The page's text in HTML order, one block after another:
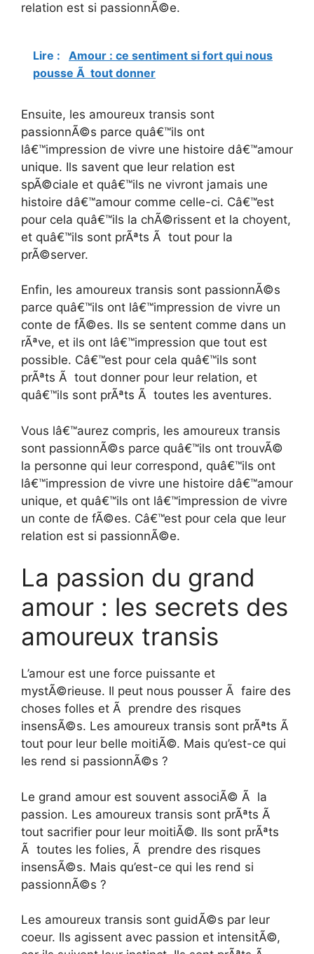
relation est si passionnÃ©e.
Lire :
Amour : ce sentiment si fort qui nous
pousse Ã tout donner
Ensuite, les amoureux transis sont
passionnÃ©s parce quâ€™ils ont
lâ€™impression de vivre une histoire dâ€™amour
unique. Ils savent que leur relation est
spÃ©ciale et quâ€™ils ne vivront jamais une
histoire dâ€™amour comme celle-ci. Câ€™est
pour cela quâ€™ils la chÃ©rissent et la choyent,
et quâ€™ils sont prÃªts Ã tout pour la
prÃ©server.
Enfin, les amoureux transis sont passionnÃ©s
parce quâ€™ils ont lâ€™impression de vivre un
conte de fÃ©es. Ils se sentent comme dans un
rÃªve, et ils ont lâ€™impression que tout est
possible. Câ€™est pour cela quâ€™ils sont
prÃªts Ã tout donner pour leur relation, et
quâ€™ils sont prÃªts Ã toutes les aventures.
Vous lâ€™aurez compris, les amoureux transis
sont passionnÃ©s parce quâ€™ils ont trouvÃ©
la personne qui leur correspond, quâ€™ils ont
lâ€™impression de vivre une histoire dâ€™amour
unique, et quâ€™ils ont lâ€™impression de vivre
un conte de fÃ©es. Câ€™est pour cela que leur
relation est si passionnÃ©e.
La passion du grand
amour : les secrets des
amoureux transis
L’amour est une force puissante et
mystÃ©rieuse. Il peut nous pousser Ã faire des
choses folles et Ã prendre des risques
insensÃ©s. Les amoureux transis sont prÃªts Ã
tout pour leur belle moitiÃ©. Mais qu’est-ce qui
les rend si passionnÃ©s ?
Le grand amour est souvent associÃ© Ã la
passion. Les amoureux transis sont prÃªts Ã
tout sacrifier pour leur moitiÃ©. Ils sont prÃªts
Ã toutes les folies, Ã prendre des risques
insensÃ©s. Mais qu’est-ce qui les rend si
passionnÃ©s ?
Les amoureux transis sont guidÃ©s par leur
coeur. Ils agissent avec passion et intensitÃ©,